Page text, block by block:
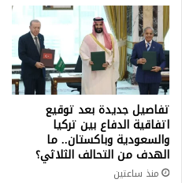
تفاصيل جديدة بعد توقيع
اتفاقية الدفاع بين تركيا
والسعودية وباكستان.. ما
الهدف من التحالف الثلاثي؟
منذ ساعتين